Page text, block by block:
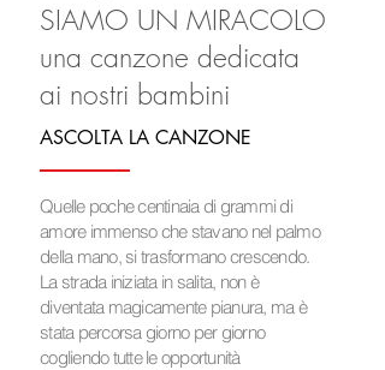
SIAMO UN MIRACOLO
una canzone dedicata
ai nostri bambini
ASCOLTA LA CANZONE
Quelle poche centinaia di grammi di
amore immenso che stavano nel palmo
della mano, si trasformano crescendo.
La strada iniziata in salita, non è
diventata magicamente pianura, ma è
stata percorsa giorno per giorno
cogliendo tutte le opportunità